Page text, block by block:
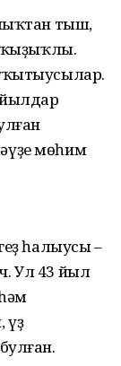
тыш,
ҡыҙыҡлы.
йылдар
мөһим
һалыусы –
Ул 43 йыл
үҙ